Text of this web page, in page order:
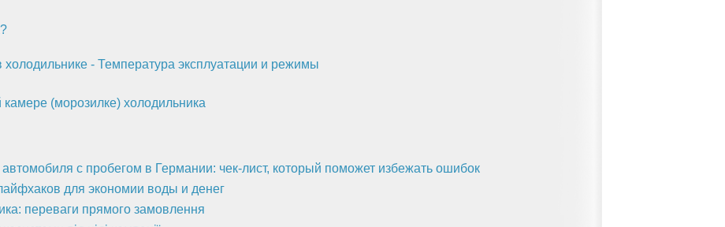
- Температура эксплуатации и режимы
(морозилке) холодильника
автомобиля с пробегом в Германии: чек-лист, который поможет избежать ошибок
для экономии воды и денег
переваги прямого замовлення